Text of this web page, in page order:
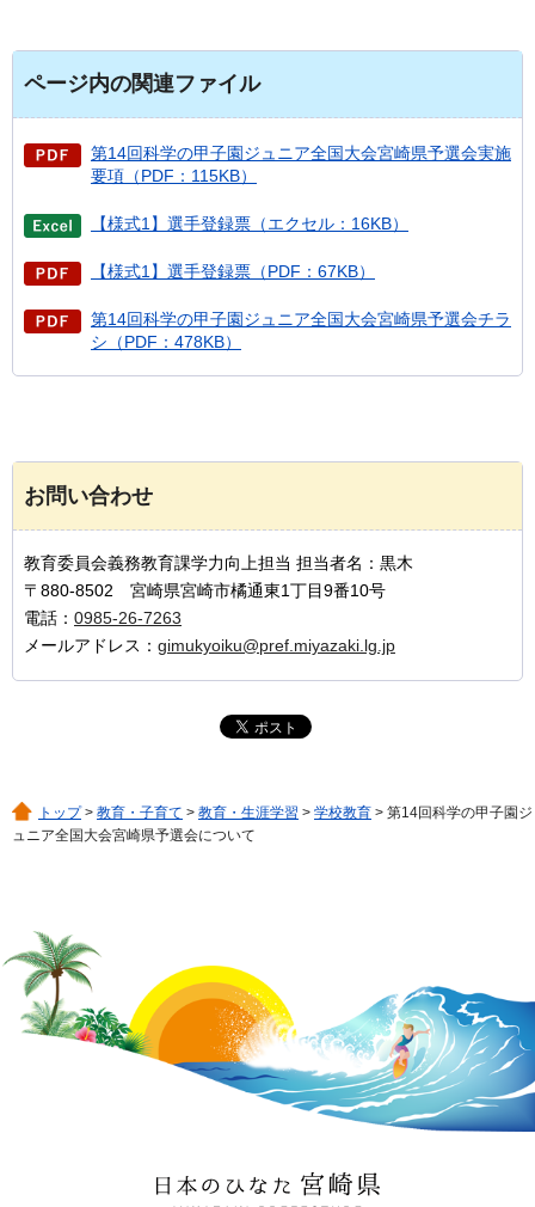
ページ内の関連ファイル
第14回科学の甲子園ジュニア全国大会宮崎県予選会実施
要項（PDF：115KB）
【様式1】選手登録票（エクセル：16KB）
【様式1】選手登録票（PDF：67KB）
第14回科学の甲子園ジュニア全国大会宮崎県予選会チラ
シ（PDF：478KB）
お問い合わせ
教育委員会義務教育課学力向上担当 担当者名：黒木
〒880-8502 宮崎県宮崎市橘通東1丁目9番10号
電話： 0985-26-7263
メールアドレス： gimukyoiku@pref.miyazaki.lg.jp
トップ> 教育・子育て > 教育・生涯学習 > 学校教育 > 第14回科学の甲子園ジ
ュニア全国大会宮崎県予選会について
日本のひなた 宮崎県